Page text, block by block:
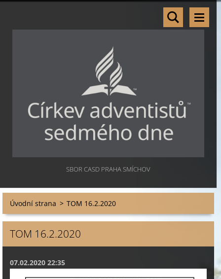
SBOR CASD PRAHA SMÍCHOV
Úvodní strana > TOM 16.2.2020
TOM 16.2.2020
07.02.2020 22:35